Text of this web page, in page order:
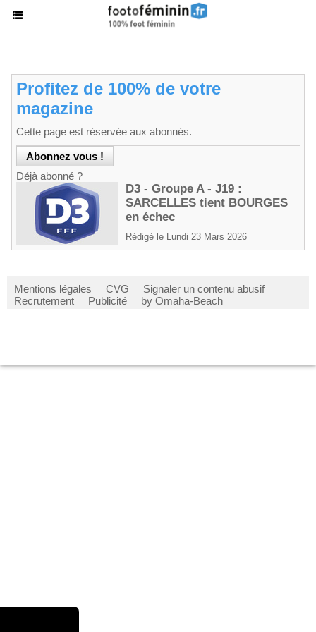
Profitez de 100% de votre
magazine
Cette page est réservée aux abonnés.
Déjà abonné ?
D3 - Groupe A - J19 :
SARCELLES tient BOURGES
en échec
Rédigé le Lundi 23 Mars 2026
Mentions légales CVG
Signaler un contenu abusif
Recrutement
Publicité by Omaha-Beach